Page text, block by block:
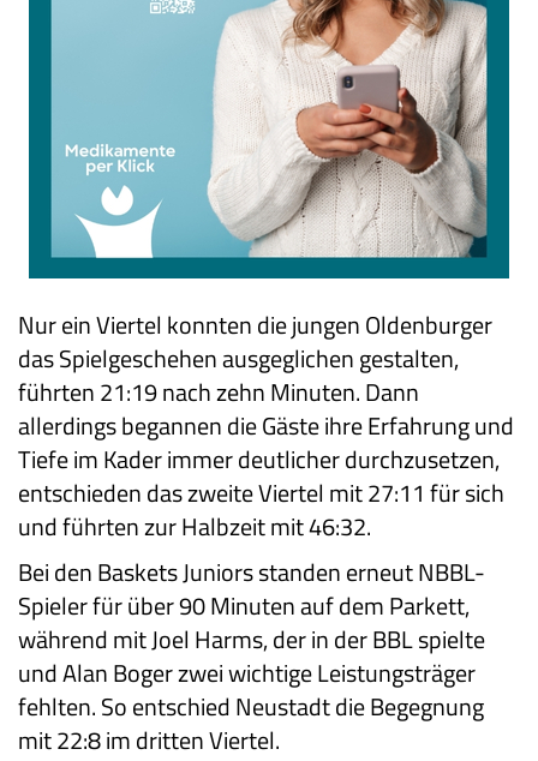
Nur ein Viertel konnten die jungen Oldenburger
das Spielgeschehen ausgeglichen gestalten,
führten 21:19 nach zehn Minuten. Dann
allerdings begannen die Gäste ihre Erfahrung und
Tiefe im Kader immer deutlicher durchzusetzen,
entschieden das zweite Viertel mit 27:11 für sich
und führten zur Halbzeit mit 46:32.
Bei den Baskets Juniors standen erneut NBBL-
Spieler für über 90 Minuten auf dem Parkett,
während mit Joel Harms, der in der BBL spielte
und Alan Boger zwei wichtige Leistungsträger
fehlten. So entschied Neustadt die Begegnung
mit 22:8 im dritten Viertel.